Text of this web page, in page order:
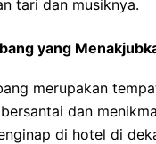
tari dan musiknya.
yang
merupakan
dan
di hotel di